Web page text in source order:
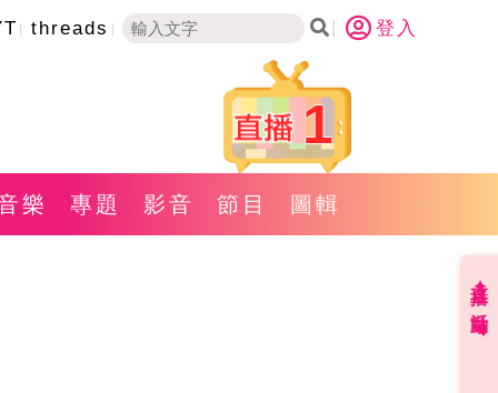
threads 登入
1
樂 專題 影音 節目 圖輯
直播✦活動